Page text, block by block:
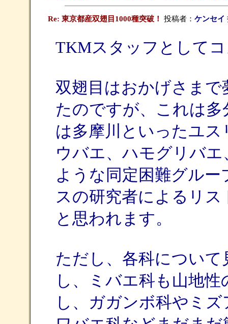
Re: 東京都産双翅目1000種突破！ 投稿者： ケンセイ
TKMスタッフとして
双翅目はおかげさまで
たのですが、これは
は多摩川といったユ
ウバエ、ハモグリバ
ような同定困難グル
スの研究者によるリ
と思われます。
ただし、各科につい
し、ミバエ科も山地
し、ガガンボ科やミ